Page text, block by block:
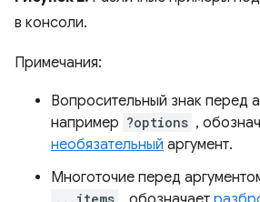
в консоли.
Примечания:
Вопросительный знак перед
например ?options ,
необязательный аргумент.
Многоточие перед